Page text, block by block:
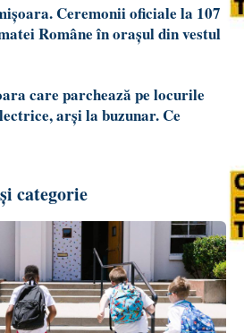
Ceremonii oficiale la 107
Române în orașul din vestul
care parchează pe locurile
arși la buzunar. Ce
categorie